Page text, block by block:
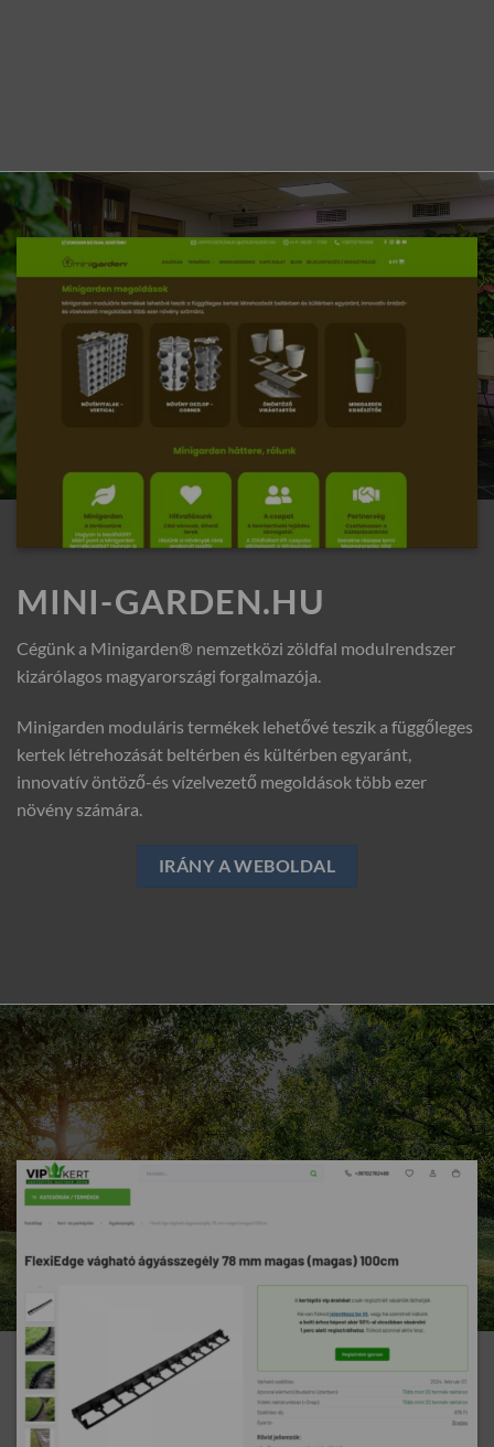
MINI-GARDEN.HU
Cégünk a Minigarden® nemzetközi zöldfal modulrendszer
kizárólagos magyarországi forgalmazója.
Minigarden moduláris termékek lehetővé teszik a függőleges
kertek létrehozását beltérben és kültérben egyaránt,
innovatív öntöző-és vízelvezető megoldások több ezer
növény számára.
IRÁNY A WEBOLDAL